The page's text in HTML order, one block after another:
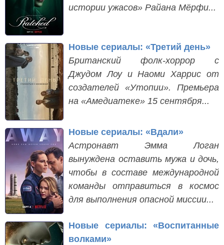
истории ужасов» Райана Мёрфи...
Новые сериалы: «Третий день»
Британский фолк-хоррор с
Джудом Лоу и Наоми Харрис от
создателей «Утопии». Премьера
на «Амедиатеке» 15 сентября...
Новые сериалы: «Вдали»
Астронавт Эмма Логан
вынуждена оставить мужа и дочь,
чтобы в составе международной
команды отправиться в космос
для выполнения опасной миссии...
Новые сериалы: «Воспитанные
волками»